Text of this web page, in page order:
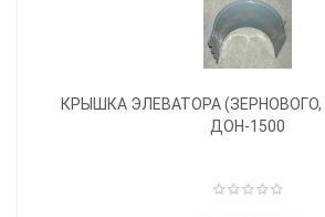
КРЫШКА ЭЛЕВАТОРА
ДОН-1500